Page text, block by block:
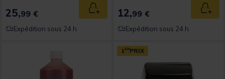
25,99 € Ajouter au panier
Expédition sous 24 h
12,99 €
Expédition sous 24 h
1 ERPRIX